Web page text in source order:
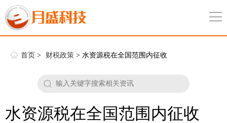
首页 > 财税政策 > 水资源税在全国范围内征收
水资源税在全国范围内征收